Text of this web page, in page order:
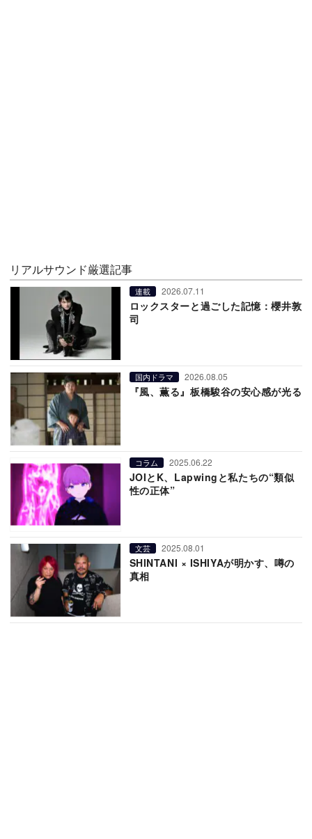
リアルサウンド厳選記事
連載 2026.07.11
ロックスターと過ごした記憶：櫻井敦
司
国内ドラマ 2026.08.05
『風、薫る』板橋駿谷の安心感が光る
コラム 2025.06.22
JOIとK、Lapwingと私たちの“類似
性の正体”
文芸 2025.08.01
SHINTANI × ISHIYAが明かす、噂の
真相